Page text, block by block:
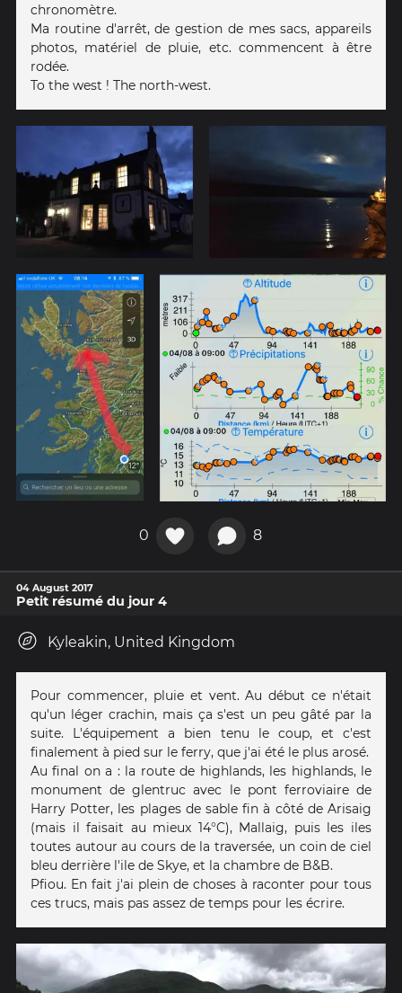
chronomètre.
Ma routine d'arrêt, de gestion de mes sacs, appareils
photos, matériel de pluie, etc. commencent à être
rodée.
To the west ! The north-west.
0 8
04 August 2017
Petit résumé du jour 4
Kyleakin, United Kingdom
Pour commencer, pluie et vent. Au début ce n'était
qu'un léger crachin, mais ça s'est un peu gâté par la
suite. L'équipement a bien tenu le coup, et c'est
finalement à pied sur le ferry, que j'ai été le plus arosé.
Au final on a : la route de highlands, les highlands, le
monument de glentruc avec le pont ferroviaire de
Harry Potter, les plages de sable fin à côté de Arisaig
(mais il faisait au mieux 14°C), Mallaig, puis les iles
toutes autour au cours de la traversée, un coin de ciel
bleu derrière l'ile de Skye, et la chambre de B&B.
Pfiou. En fait j'ai plein de choses à raconter pour tous
ces trucs, mais pas assez de temps pour les écrire.